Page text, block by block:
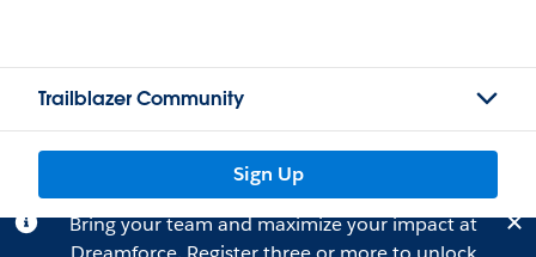
Trailblazer Community
Sign Up
Bring your team and maximize your impact at